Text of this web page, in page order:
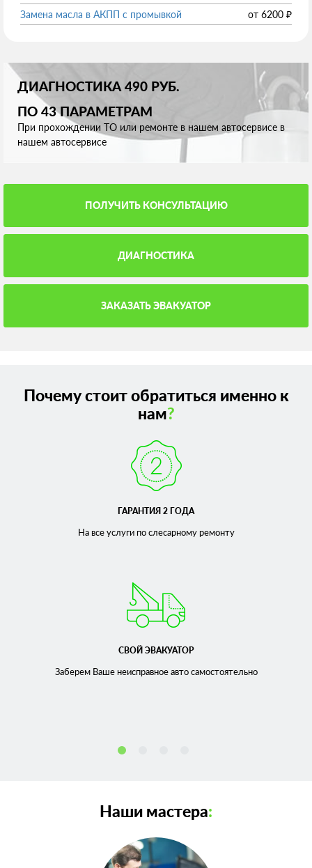
Замена масла в АКПП с промывкой
от 6200 ₽
ДИАГНОСТИКА 490 РУБ.
ПО 43 ПАРАМЕТРАМ
При прохождении ТО или ремонте в нашем автосервисе в
нашем автосервисе
ПОЛУЧИТЬ КОНСУЛЬТАЦИЮ
ДИАГНОСТИКА
ЗАКАЗАТЬ ЭВАКУАТОР
Почему стоит обратиться именно к
нам?
ГАРАНТИЯ 2 ГОДА
На все услуги по слесарномуремонту
СВОЙ ЭВАКУАТОР
Заберем Ваше неисправноеавто самостоятельно
Наши мастера: